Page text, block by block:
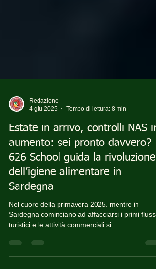
4 giu 2025
Tempo di lettura: 8 min
Estate in arrivo, controlli NAS in
aumento: sei pronto davvero?
626 School guida la rivoluzione
dell’igiene alimentare in
Sardegna
Nel cuore della primavera 2025, mentre in
turistici e le attività commerciali si...